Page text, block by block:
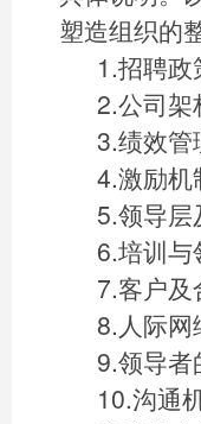
塑造组织的
1.招聘
2.公司架
3.绩效管
4.激励机
5.领导层
6.培训与
7.客户
8.人际网
9.领导
10.沟通